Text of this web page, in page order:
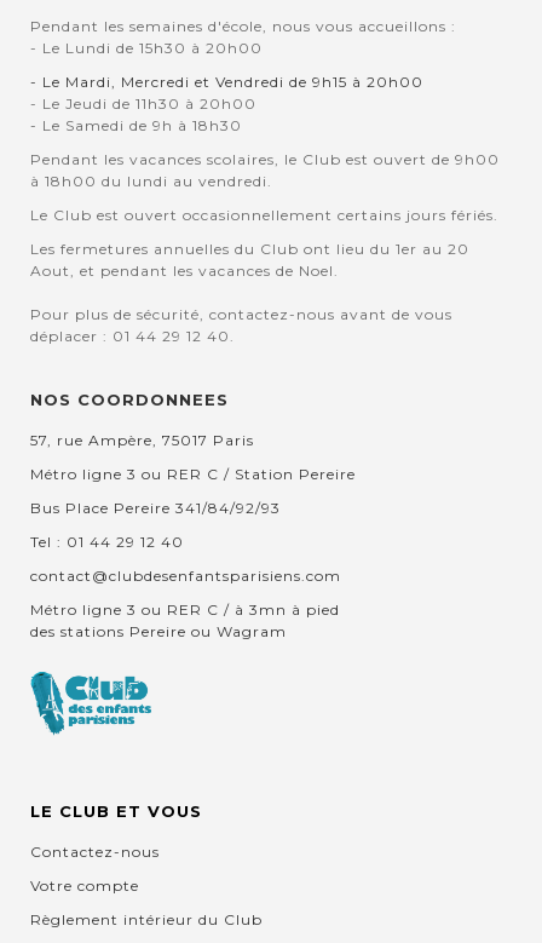
Pendant les semaines d'école, nous vous accueillons :
- Le Lundi de 15h30 à 20h00
- Le Mardi, Mercredi et Vendredi de 9h15 à 20h00
- Le Jeudi de 11h30 à 20h00
- Le Samedi de 9h à 18h30
Pendant les vacances scolaires, le Club est ouvert de 9h00
à 18h00 du lundi au vendredi.
Le Club est ouvert occasionnellement certains jours fériés.
Les fermetures annuelles du Club ont lieu du 1er au 20
Aout, et pendant les vacances de Noel.
Pour plus de sécurité, contactez-nous avant de vous
déplacer : 01 44 29 12 40.
NOS COORDONNEES
57, rue Ampère, 75017 Paris
Métro ligne 3 ou RER C / Station Pereire
Bus Place Pereire 341/84/92/93
Tel : 01 44 29 12 40
contact@clubdesenfantsparisiens.com
Métro ligne 3 ou RER C / à 3mn à pied
des stations Pereire ou Wagram
LE CLUB ET VOUS
Contactez-nous
Votre compte
Règlement intérieur du Club